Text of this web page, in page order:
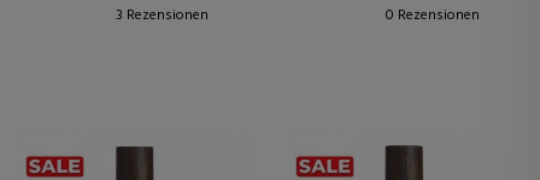
3 Rezensionen
0 Rezensionen